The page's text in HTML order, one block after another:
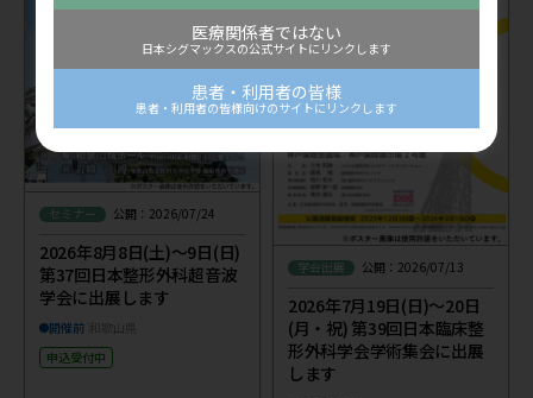
セミナー 公開：2026/07/24
2026年8月8日(土)～9日(日)
第37回日本整形外科超音波
学会に出展します
開催前
申込受付中
学会出展 公開：2026/07/13
2026年7月19日(日)～20日
(月・祝) 第39回日本臨床整
形外科学会学術集会に出展
します
医療関係者ではない
日本シグマックスの公式サイトにリンクします
患者・利用者の皆様
患者・利用者の皆様向けのサイトにリンクします